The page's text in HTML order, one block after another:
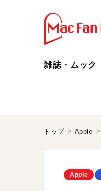
雑誌・ムック
トップ Apple
Apple